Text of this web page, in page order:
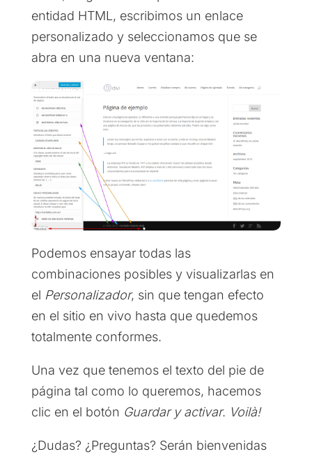
entidad HTML, escribimos un enlace
personalizado y seleccionamos que se
abra en una nueva ventana:
Podemos ensayar todas las
combinaciones posibles y visualizarlas en
el Personalizador, sin que tengan efecto
en el sitio en vivo hasta que quedemos
totalmente conformes.
Una vez que tenemos el texto del pie de
página tal como lo queremos, hacemos
clic en el botón Guardar y activar. Voilà!
¿Dudas? ¿Preguntas? Serán bienvenidas